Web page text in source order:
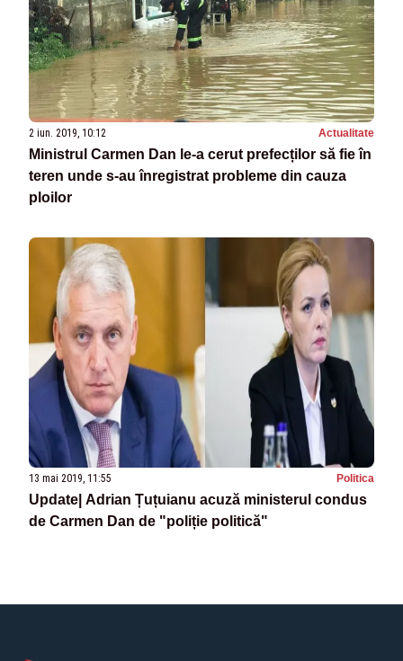
2 iun. 2019, 10:12 Actualitate
Ministrul Carmen Dan le-a cerut prefecților să fie în
teren unde s-au înregistrat probleme din cauza
ploilor
13 mai 2019, 11:55 Politica
Update| Adrian Țuțuianu acuză ministerul condus
de Carmen Dan de "poliție politică"